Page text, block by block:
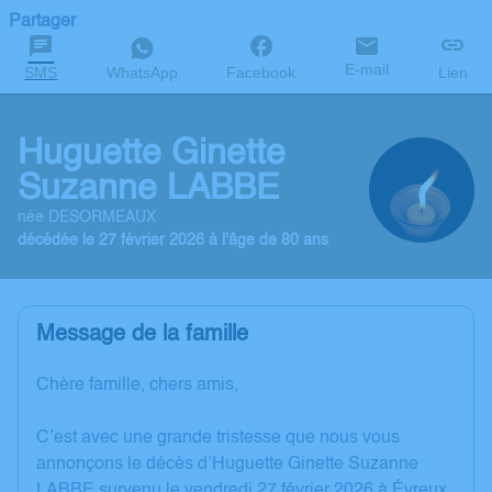
Partager
SMS WhatsApp Facebook E-mail Lien
Huguette Ginette
Suzanne LABBE
née DESORMEAUX
décédée le 27 février 2026 à l'âge de 80 ans
Message de la famille
Chère famille, chers amis,
C’est avec une grande tristesse que nous vous
annonçons le décès d’Huguette Ginette Suzanne